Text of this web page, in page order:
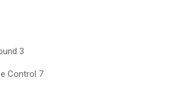
3
Control 7